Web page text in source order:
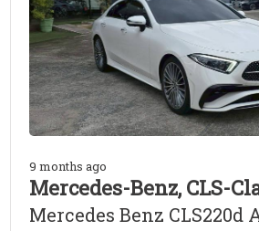
9 months ago
Mercedes-Benz, CLS-
Mercedes Benz CLS220d